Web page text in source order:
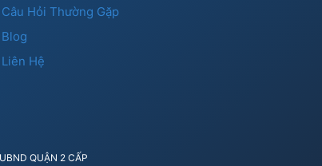
Câu Hỏi Thường Gặp
Blog
Liên Hệ
QUẬN 2 CẤP